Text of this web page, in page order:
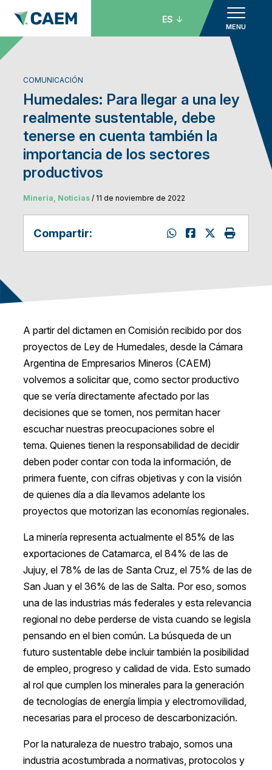
MENU
ES
COMUNICACIÓN
Humedales: Para llegar a una ley
realmente sustentable, debe
tenerse en cuenta también la
importancia de los sectores
productivos
Mineria, Noticias/ 11 de noviembre de 2022
Compartir:
A partir del dictamen en Comisión recibido por dos
proyectos de Ley de Humedales, desde la Cámara
Argentina de Empresarios Mineros (CAEM)
volvemos a solicitar que, como sector productivo
que se vería directamente afectado por las
decisiones que se tomen, nos permitan hacer
escuchar nuestras preocupaciones sobre el
tema. Quienes tienen la responsabilidad de decidir
deben poder contar con toda la información, de
primera fuente, con cifras objetivas y con la visión
de quienes día a día llevamos adelante los
proyectos que motorizan las economías regionales.
La minería representa actualmente el 85% de las
exportaciones de Catamarca, el 84% de las de
Jujuy, el 78% de las de Santa Cruz, el 75% de las de
San Juan y el 36% de las de Salta. Por eso, somos
una de las industrias más federales y esta relevancia
regional no debe perderse de vista cuando se legisla
pensando en el bien común. La búsqueda de un
futuro sustentable debe incluir también la posibilidad
de empleo, progreso y calidad de vida. Esto sumado
al rol que cumplen los minerales para la generación
de tecnologías de energía limpia y electromovilidad,
necesarias para el proceso de descarbonización.
Por la naturaleza de nuestro trabajo, somos una
industria acostumbrada a normativas, protocolos y